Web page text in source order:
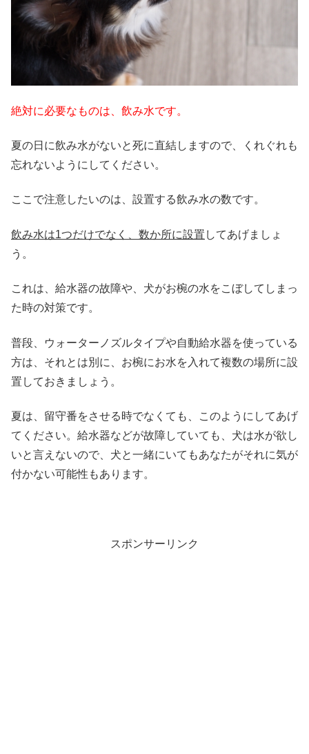
絶対に必要なものは、飲み水です。
夏の日に飲み水がないと死に直結しますので、くれぐれも
忘れないようにしてください。
ここで注意したいのは、設置する飲み水の数です。
飲み水は1つだけでなく、数か所に設置 してあげましょ
う。
これは、給水器の故障や、犬がお椀の水をこぼしてしまっ
た時の対策です。
普段、ウォーターノズルタイプや自動給水器を使っている
方は、それとは別に、お椀にお水を入れて複数の場所に設
置しておきましょう。
夏は、留守番をさせる時でなくても、このようにしてあげ
てください。給水器などが故障していても、犬は水が欲し
いと言えないので、犬と一緒にいてもあなたがそれに気が
付かない可能性もあります。
スポンサーリンク